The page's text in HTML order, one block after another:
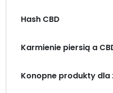
Hash CBD
Karmienie piersią a
Konopne produkty dla